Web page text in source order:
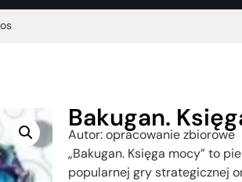
Bakugan.
Autor: opracowanie zbiorowe
„Bakugan. Księga mocy” to
popularnej gry strategicznej